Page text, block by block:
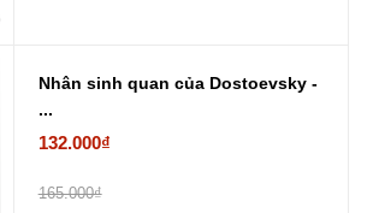
Nhân sinh quan của Dostoevsky -
...
132.000₫
165.000₫